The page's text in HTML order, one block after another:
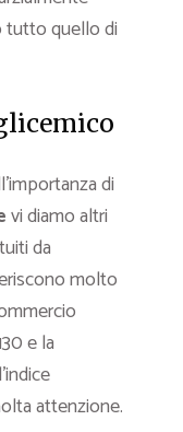
tutto quello di
di
vi diamo altri
da
molto
e la
attenzione.